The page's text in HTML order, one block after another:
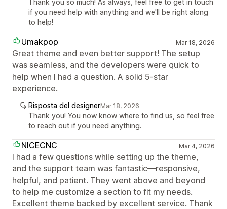
if you need help with anything and we'll be right along
to help!
Umakpop Mar 18, 2026
Great theme and even better support! The setup
was seamless, and the developers were quick to
help when I had a question. A solid 5-star
experience.
Risposta del designerMar 18, 2026
Thank you! You now know where to find us, so feel free
to reach out if you need anything.
NICECNC Mar 4, 2026
I had a few questions while setting up the theme,
and the support team was fantastic—responsive,
helpful, and patient. They went above and beyond
to help me customize a section to fit my needs.
Excellent theme backed by excellent service. Thank